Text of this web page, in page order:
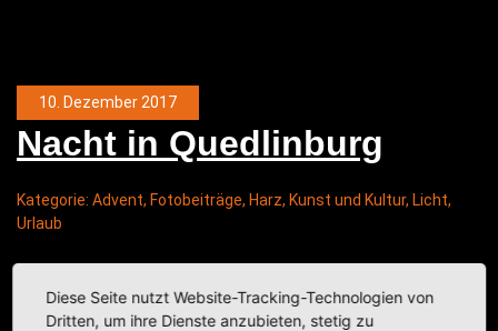
10. Dezember 2017
Nacht in Quedlinburg
Kategorie: Advent, Fotobeiträge, Harz, Kunst und Kultur, Licht,
Urlaub
Diese Seite nutzt Website-Tracking-Technologien von
Dritten, um ihre Dienste anzubieten, stetig zu